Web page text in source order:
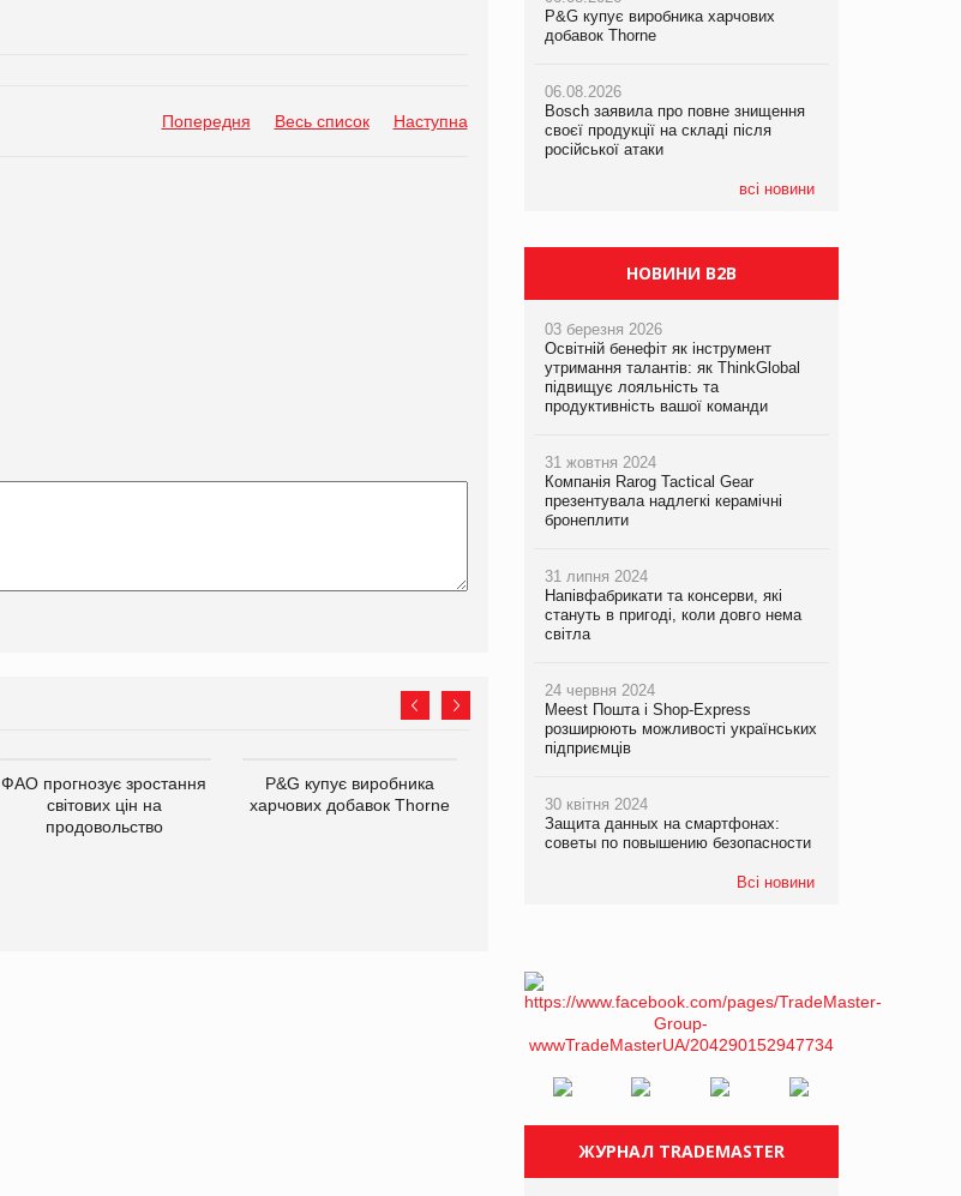
Попередня Весь список Наступна
ФАО прогнозує зростання
світових цін на
продовольство
P&G купує виробника
харчових добавок Thorne
знищення своєї продукції
на складі після російської
атаки
з’явилися паучі Varto Paw
expert від власної ТМ
P&G купує виробника харчових
добавок Thorne
06.08.2026
Bosch заявила про повне знищення
своєї продукції на складі після
російської атаки
всі новини
P&G купує виробника харчових
добавок Thorne
06.08.2026
Bosch заявила про повне знищення
своєї продукції на складі після
російської атаки
P&G купує виробника харчових
добавок Thorne
06.08.2026
Bosch заявила про повне знищення
своєї продукції на складі після
російської атаки
НОВИНИ B2B
03 березня 2026
Освітній бенефіт як інструмент
утримання талантів: як ThinkGlobal
підвищує лояльність та
продуктивність вашої команди
31 жовтня 2024
Компанія Rarog Tactical Gear
презентувала надлегкі керамічні
бронеплити
31 липня 2024
Напівфабрикати та консерви, які
стануть в пригоді, коли довго нема
світла
24 червня 2024
Meest Пошта і Shop-Express
розширюють можливості українських
підприємців
30 квітня 2024
Защита данных на смартфонах:
советы по повышению безопасности
Всі новини
ЖУРНАЛ TRADEMASTER